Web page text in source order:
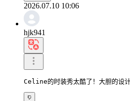
2026.07.10 10:06
hjk941
Celine的时装秀太酷了！大胆的设计